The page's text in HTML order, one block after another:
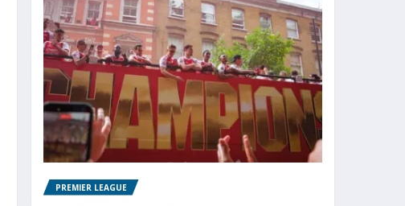
PREMIER LEAGUE